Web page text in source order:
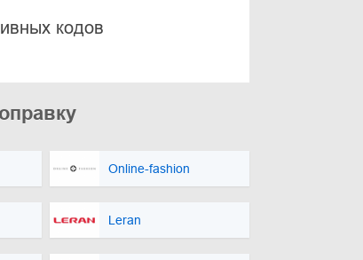
кодов
Online-fashion
Leran